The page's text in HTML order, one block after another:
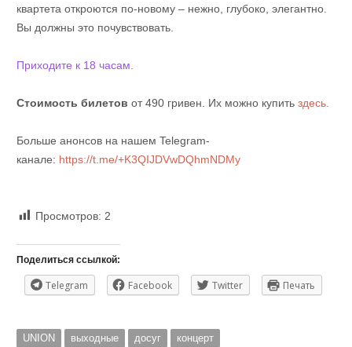
квартета откроются по-новому – нежно, глубоко, элегантно.
Вы должны это почувствовать.
Приходите к 18 часам.
Стоимость билетов от 490 гривен. Их можно купить здесь.
Больше анонсов на нашем Telegram-
канале: https://t.me/+K3QIJDVwDQhmNDMy
Просмотров: 2
Поделиться ссылкой:
Telegram Facebook Twitter Печать
UNION выходные досуг концерт